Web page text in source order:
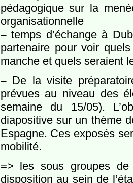
pédagogique sur la
organisationnelle
–temps d’échange à
partenaire pour voir
manche et quels seraient
–De la visite
prévues au niveau des
semaine du 15/05).
diapositive sur un thème
Espagne. Ces exposés
mobilité.
=> les sous groupes
disposition au sein de